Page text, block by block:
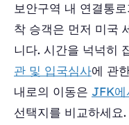
보안구역 내 연결통
착 승객은 먼저 미국
니다. 시간을 넉넉히
관 및 입국심사에 관
내로의 이동은 JFK에
선택지를 비교하세요.